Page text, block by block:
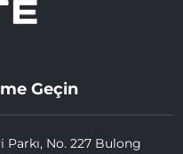
Geçin
Parkı, No. 227 Bulong